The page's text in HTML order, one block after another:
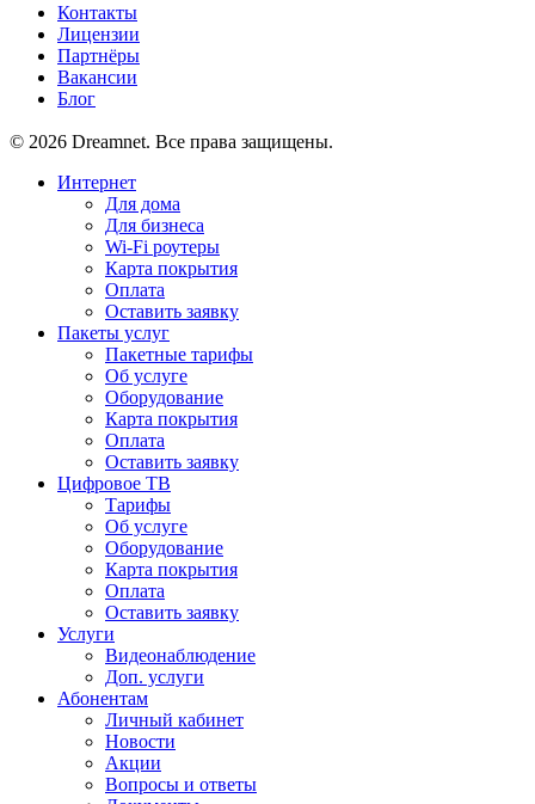
Контакты
Лицензии
Партнёры
Вакансии
Блог
© 2026 Dreamnet. Все права защищены.
Интернет
Для дома
Для бизнеса
Wi-Fi роутеры
Карта покрытия
Оплата
Оставить заявку
Пакеты услуг
Пакетные тарифы
Об услуге
Оборудование
Карта покрытия
Оплата
Оставить заявку
Цифровое ТВ
Тарифы
Об услуге
Оборудование
Карта покрытия
Оплата
Оставить заявку
Услуги
Видеонаблюдение
Доп. услуги
Абонентам
Личный кабинет
Новости
Акции
Вопросы и ответы